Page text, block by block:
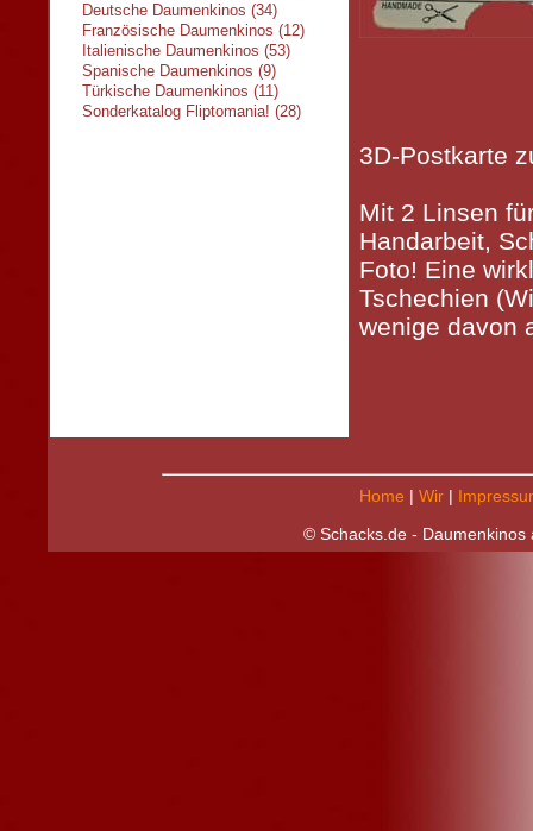
Deutsche Daumenkinos (34)
Französische Daumenkinos (12)
Italienische Daumenkinos (53)
Spanische Daumenkinos (9)
Türkische Daumenkinos (11)
Sonderkatalog Fliptomania! (28)
3D-Postkarte
Mit 2 Linsen
Handarbeit,
Foto! Eine
Tschechien
wenige davon
Home | Wir|
© Schacks.de - Daumenkinos